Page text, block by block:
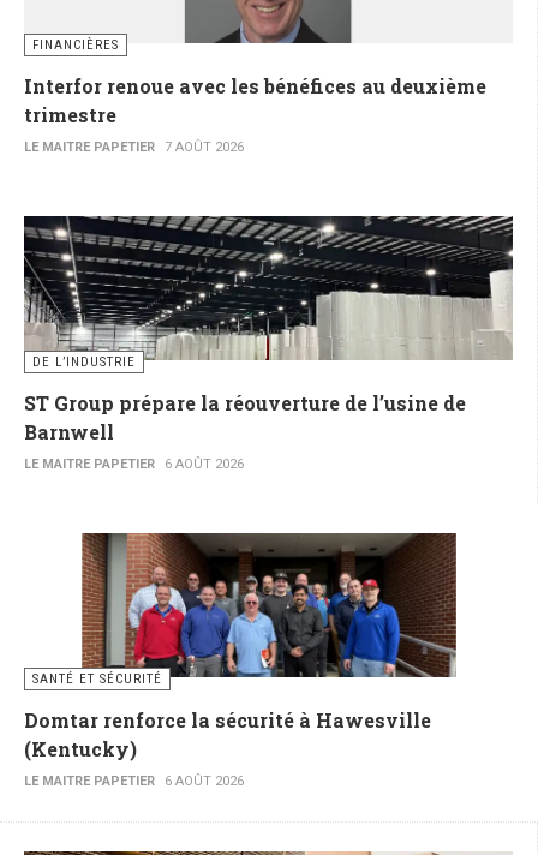
FINANCIÈRES
Interfor renoue avec les bénéfices au deuxième
trimestre
LE MAITRE PAPETIER 7 AOÛT 2026
DE L’INDUSTRIE
ST Group prépare la réouverture de l’usine de
Barnwell
LE MAITRE PAPETIER 6 AOÛT 2026
SANTÉ ET SÉCURITÉ
Domtar renforce la sécurité à Hawesville
(Kentucky)
LE MAITRE PAPETIER 6 AOÛT 2026